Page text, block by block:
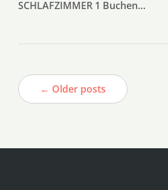
SCHLAFZIMMER 1 Buchen…
← Older posts